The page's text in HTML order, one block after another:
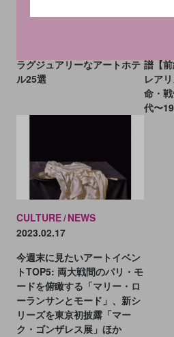
ラグジュアリーなアートホテ
ル25選
譜【
レア
命・
代〜
CULTURE NEWS
2023.02.17
今週末に見たいアートイベン
トTOP5: 両大戦間のパリ・モ
ードを俯瞰する「マリー・ロ
ーランサンとモード」、新シ
リーズを東京初披露「マー
ク・ゴンザレス展」ほか